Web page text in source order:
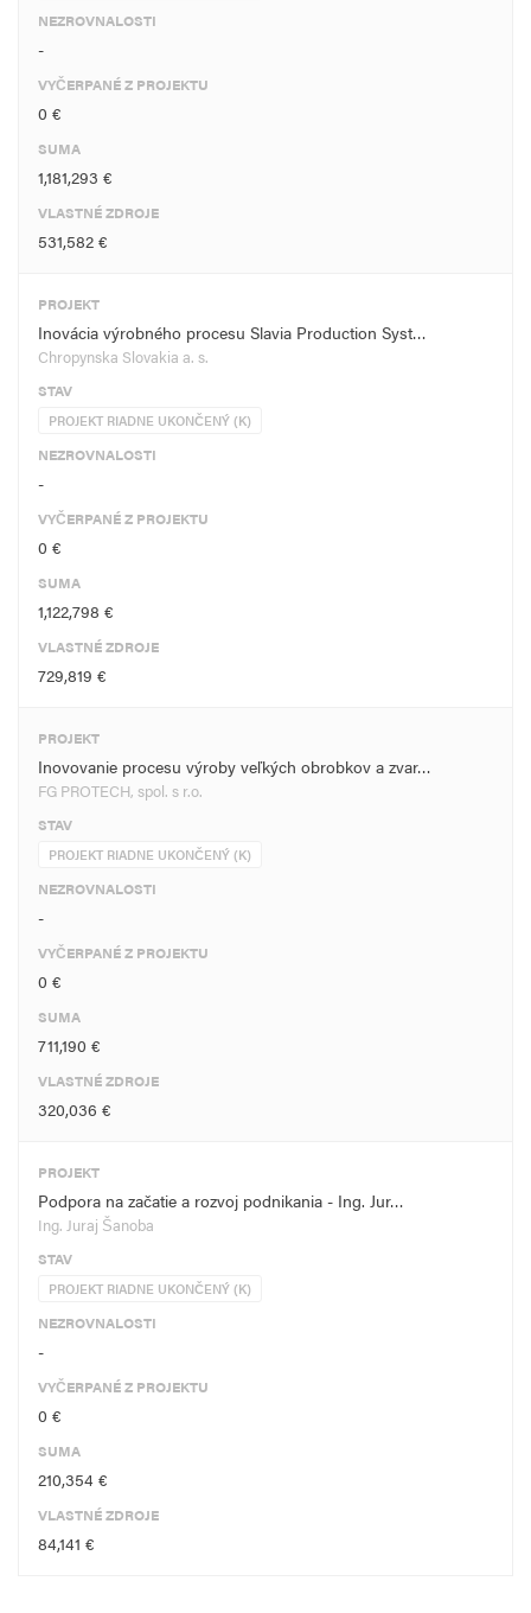
NEZROVNALOSTI
-
VYČERPANÉ Z PROJEKTU
0 €
SUMA
1,181,293 €
VLASTNÉ ZDROJE
531,582 €
PROJEKT
Inovácia výrobného procesu Slavia Production Syst…
Chropynska Slovakia a. s.
STAV
PROJEKT RIADNE UKONČENÝ (K)
NEZROVNALOSTI
-
VYČERPANÉ Z PROJEKTU
0 €
SUMA
1,122,798 €
VLASTNÉ ZDROJE
729,819 €
PROJEKT
Inovovanie procesu výroby veľkých obrobkov a zvar…
FG PROTECH, spol. s r.o.
STAV
PROJEKT RIADNE UKONČENÝ (K)
NEZROVNALOSTI
-
VYČERPANÉ Z PROJEKTU
0 €
SUMA
711,190 €
VLASTNÉ ZDROJE
320,036 €
PROJEKT
Podpora na začatie a rozvoj podnikania - Ing. Jur…
Ing. Juraj Šanoba
STAV
PROJEKT RIADNE UKONČENÝ (K)
NEZROVNALOSTI
-
VYČERPANÉ Z PROJEKTU
0 €
SUMA
210,354 €
VLASTNÉ ZDROJE
84,141 €